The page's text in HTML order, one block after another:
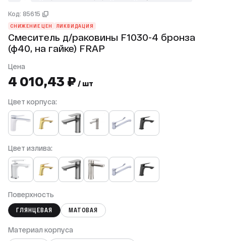
Код: 85615
СНИЖЕНИЕ ЦЕН ЛИКВИДАЦИЯ
Смеситель д/раковины F1030-4 бронза
(ф40, на гайке) FRAР
Цена
4 010,43 ₽ / шт
Цвет корпуса:
Цвет излива:
Поверхность
ГЛЯНЦЕВАЯ МАТОВАЯ
Материал корпуса